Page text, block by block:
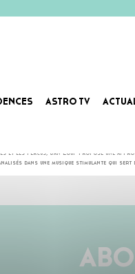
ASTRO TV
les percus, Jan Loup propose une
dans une musique stimulante qui sert